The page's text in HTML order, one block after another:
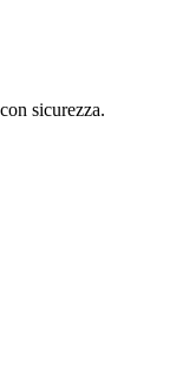
sicurezza.